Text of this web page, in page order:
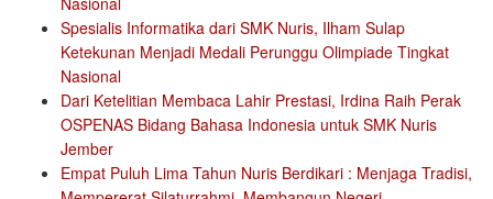
Spesialis Informatika dari SMK Nuris, Ilham Sulap
Ketekunan Menjadi Medali Perunggu Olimpiade Tingkat
Nasional
Dari Ketelitian Membaca Lahir Prestasi, Irdina Raih Perak
OSPENAS Bidang Bahasa Indonesia untuk SMK Nuris
Jember
Empat Puluh Lima Tahun Nuris Berdikari : Menjaga Tradisi,